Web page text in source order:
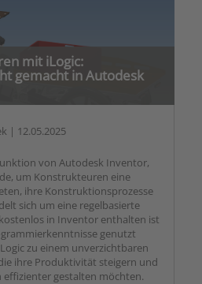
mit iLogic:
gemacht in Autodesk
| 12.05.2025
von Autodesk Inventor,
um Konstrukteuren eine
ihre Konstruktionsprozesse
sich um eine regelbasierte
in Inventor enthalten ist
genutzt
zu einem unverzichtbaren
ihre Produktivität steigern und
gestalten möchten.